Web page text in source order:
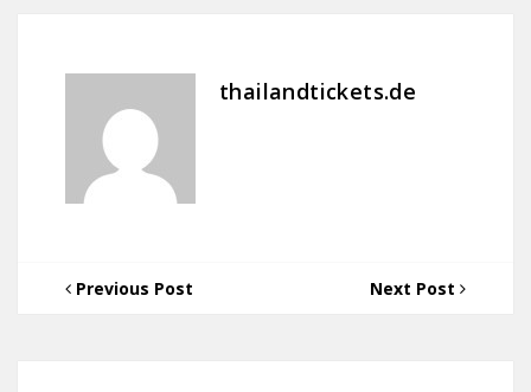
thailandtickets.de
Previous Post Next Post